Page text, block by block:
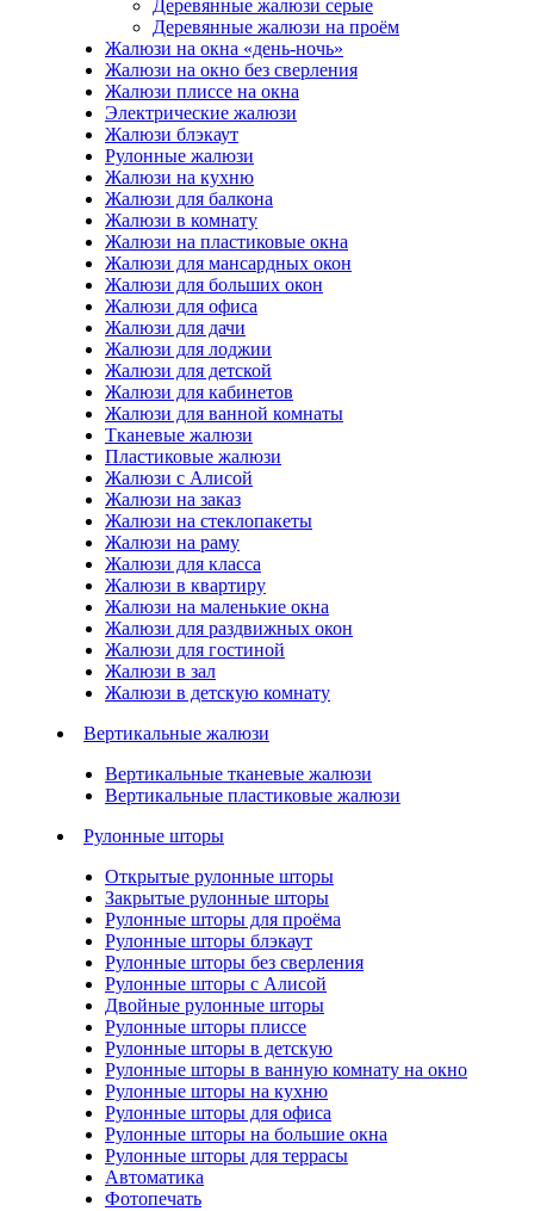
Деревянные жалюзи серые
Деревянные жалюзи на проём
Жалюзи на окна «день-ночь»
Жалюзи на окно без сверления
Жалюзи плиссе на окна
Электрические жалюзи
Жалюзи блэкаут
Рулонные жалюзи
Жалюзи на кухню
Жалюзи для балкона
Жалюзи в комнату
Жалюзи на пластиковые окна
Жалюзи для мансардных окон
Жалюзи для больших окон
Жалюзи для офиса
Жалюзи для дачи
Жалюзи для лоджии
Жалюзи для детской
Жалюзи для кабинетов
Жалюзи для ванной комнаты
Тканевые жалюзи
Пластиковые жалюзи
Жалюзи с Алисой
Жалюзи на заказ
Жалюзи на стеклопакеты
Жалюзи на раму
Жалюзи для класса
Жалюзи в квартиру
Жалюзи на маленькие окна
Жалюзи для раздвижных окон
Жалюзи для гостиной
Жалюзи в зал
Жалюзи в детскую комнату
Вертикальные жалюзи
Вертикальные тканевые жалюзи
Вертикальные пластиковые жалюзи
Рулонные шторы
Открытые рулонные шторы
Закрытые рулонные шторы
Рулонные шторы для проёма
Рулонные шторы блэкаут
Рулонные шторы без сверления
Рулонные шторы с Алисой
Двойные рулонные шторы
Рулонные шторы плиссе
Рулонные шторы в детскую
Рулонные шторы в ванную комнату на окно
Рулонные шторы на кухню
Рулонные шторы для офиса
Рулонные шторы на большие окна
Рулонные шторы для террасы
Автоматика
Фотопечать